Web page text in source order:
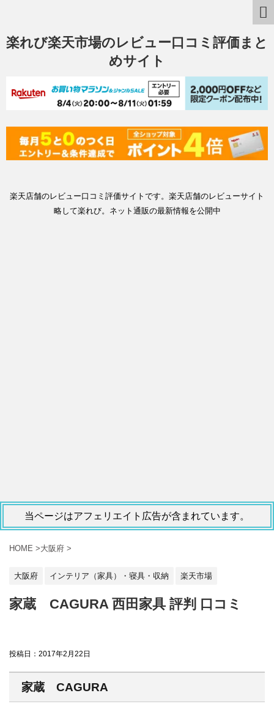
楽れび楽天市場のレビュー口コミ評価まと
めサイト
楽天店舗のレビュー口コミ評価サイトです。楽天店舗のレビューサイト
略して楽れび。ネット通販の最新情報を公開中
当ページはアフェリエイト広告が含まれています。
HOME >大阪府 >
大阪府 インテリア（家具）・寝具・収納 楽天市場
家蔵 CAGURA 西田家具 評判 口コミ
投稿日： 2017年2月22日
家蔵 CAGURA